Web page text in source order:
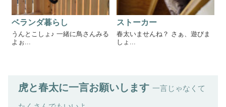
ベランダ暮らし
うんとこしょ♪ 一緒に鳥さんみる
よぉ...
ストーカー
春太いませんね？ さぁ、遊びま
しょ...
虎と春太に一言お願いします 一言じゃなくて